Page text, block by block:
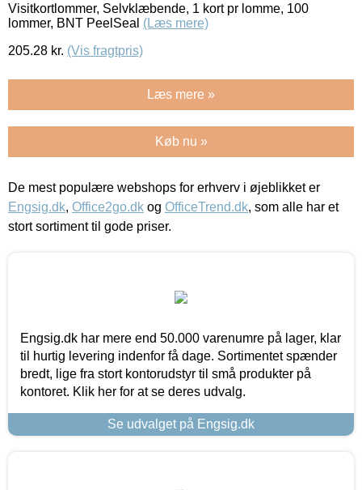
Visitkortlommer, Selvklæbende, 1 kort pr lomme, 100
lommer, BNT PeelSeal (Læs mere)
205.28 kr. (Vis fragtpris)
Læs mere »
Køb nu »
De mest populære webshops for erhverv i øjeblikket er
Engsig.dk, Office2go.dk og OfficeTrend.dk, som alle har et
stort sortiment til gode priser.
Engsig.dk har mere end 50.000 varenumre på lager, klar
til hurtig levering indenfor få dage. Sortimentet spænder
bredt, lige fra stort kontorudstyr til små produkter på
kontoret. Klik her for at se deres udvalg.
Se udvalget på Engsig.dk